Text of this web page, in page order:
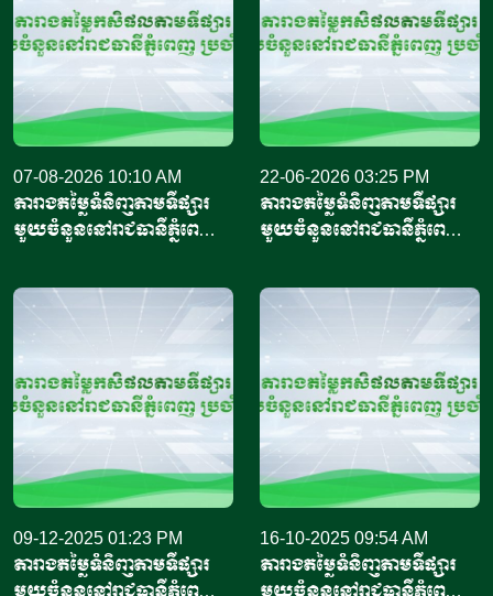
07-08-2026 10:10 AM
តារាងតម្លៃទំនិញតាមទីផ្សារ
មួយចំនួននៅរាជធានីភ្នំពេញ
22-06-2026 03:25 PM
តារាងតម្លៃទំនិញតាមទីផ្សារ
មួយចំនួននៅរាជធានីភ្នំពេញ
09-12-2025 01:23 PM
តារាងតម្លៃទំនិញតាមទីផ្សារ
មួយចំនួននៅរាជធានីភ្នំពេញ
16-10-2025 09:54 AM
តារាងតម្លៃទំនិញតាមទីផ្សារ
មួយចំនួននៅរាជធានីភ្នំពេញ